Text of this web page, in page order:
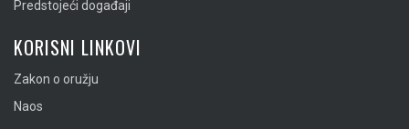
Predstojeći događaji
KORISNI LINKOVI
Zakon o oružju
Naos